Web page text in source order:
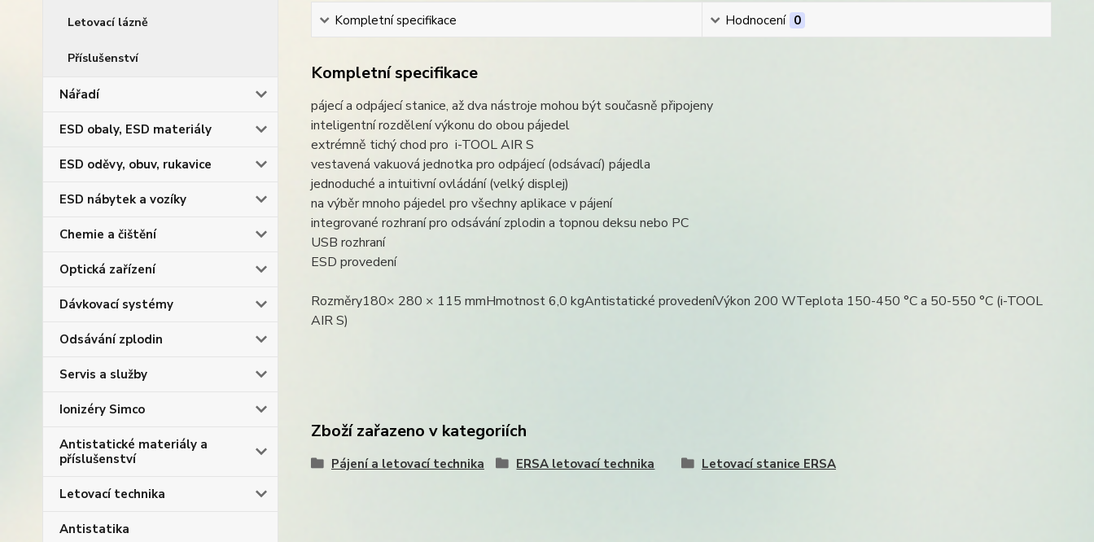
Letovací lázně
Příslušenství
Nářadí
ESD obaly, ESD materiály
ESD oděvy, obuv, rukavice
ESD nábytek a vozíky
Chemie a čištění
Optická zařízení
Dávkovací systémy
Odsávání zplodin
Servis a služby
Ionizéry Simco
Antistatické materiály a
příslušenství
Letovací technika
Antistatika
Kompletní specifikace Hodnocení 0
Kompletní specifikace
pájecí a odpájecí stanice, až dva nástroje mohou být současně připojeny
inteligentní rozdělení výkonu do obou pájedel
extrémně tichý chod pro i-TOOL AIR S
vestavená vakuová jednotka pro odpájecí (odsávací) pájedla
jednoduché a intuitivní ovládání (velký displej)
na výběr mnoho pájedel pro všechny aplikace v pájení
integrované rozhraní pro odsávání zplodin a topnou deksu nebo PC
USB rozhraní
ESD provedení
Rozměry180× 280 × 115 mmHmotnost 6,0 kgAntistatické provedeníVýkon 200 WTeplota 150-450 °C a 50-550 °C (i-TOOL
AIR S)
Zboží zařazeno v kategoriích
Pájení a letovací technika ERSA letovací technika Letovací stanice ERSA